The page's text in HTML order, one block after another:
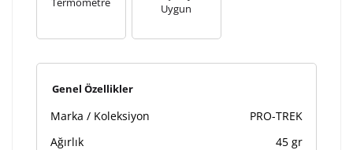
Uygun
Genel Özellikler
Marka / Koleksiyon
PRO-TREK
Ağırlık
45 gr